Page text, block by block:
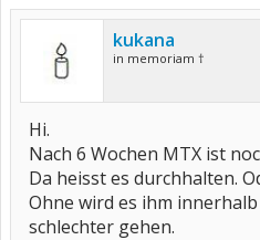
kukana
in memoriam †
Hi.
Nach 6 Wochen MTX ist
Da heisst es durchhalten.
Ohne wird es ihm
schlechter gehen.